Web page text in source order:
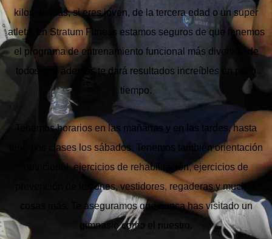
kilos de más, si eres joven, de la tercera edad o un super
atleta, en Stratum Fitness estamos seguros de que tenemos
el programa de entrenamiento funcional más divertido de
todos que además te dará resultados increíbles en poco
tiempo.
Tenemos horarios en las mañanas y en las tardes, hasta
tenemos clases los sábados. Tenemos también orientación
nutricional, ejercicios de rehabilitación, ejercicios de
prevención de lesiones, vestidores, regaderas y muchas
cosas más. Te aseguramos que nunca has visitado un
gimnasio como el nuestro.